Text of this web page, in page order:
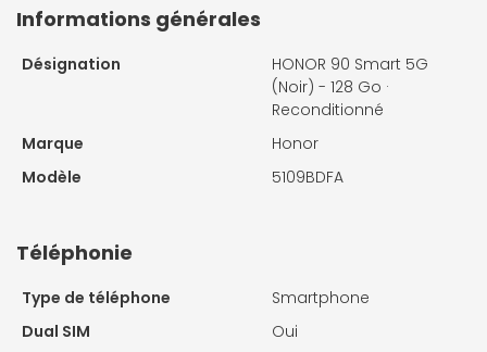
Informations générales
Désignation
HONOR 90 Smart 5G
(Noir) - 128 Go ·
Reconditionné
Marque
Honor
Modèle
5109BDFA
Téléphonie
Type de téléphone
Smartphone
Dual SIM
Oui